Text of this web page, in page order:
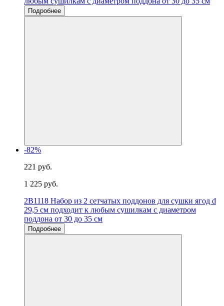
Подробнее
-82%
221 руб.
1 225 руб.
2B1118 Набор из 2 сетчатых поддонов для сушки ягод d
29,5 см подходит к любым сушилкам с диаметром
поддона от 30 до 35 см
Подробнее